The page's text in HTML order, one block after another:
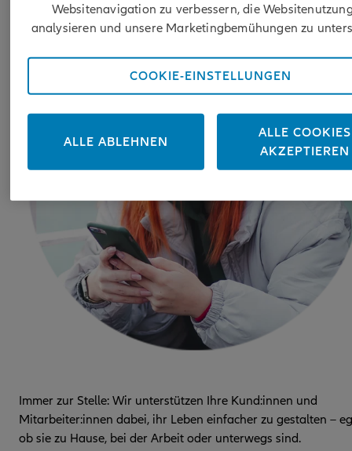
Immer zur Stelle: Wir unterstützen Ihre Kund:innen und
Mitarbeiter:innen dabei, ihr Leben einfacher zu gestalten –
ob sie zu Hause, bei der Arbeit oder unterwegs sind.
Websitenavigation zu verbessern, die
analysieren und unsere Marketingbemühungen zu
COOKIE-EINSTELLUNGEN
ALLE ABLEHNEN
ALLE COOKIES
AKZEPTIEREN